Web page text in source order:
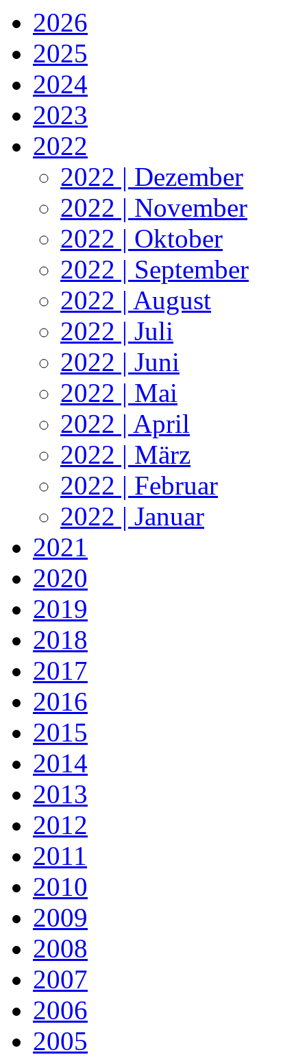
2026
2025
2024
2023
2022
2022 | Dezember
2022 | November
2022 | Oktober
2022 | September
2022 | August
2022 | Juli
2022 | Juni
2022 | Mai
2022 | April
2022 | März
2022 | Februar
2022 | Januar
2021
2020
2019
2018
2017
2016
2015
2014
2013
2012
2011
2010
2009
2008
2007
2006
2005